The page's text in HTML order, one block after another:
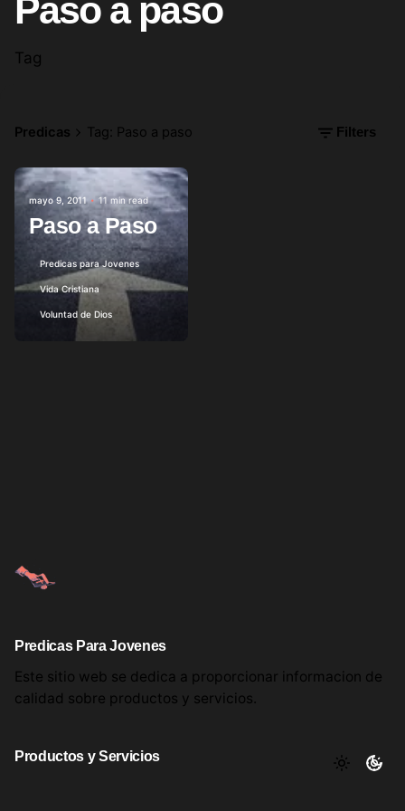
Paso a paso
Tag
Predicas Tag: Paso a paso Filters
Posted by
mayo 9, 2011 11 min read
Paso a Paso
Predicas para Jovenes
Vida Cristiana
Voluntad de Dios
Predicas Para Jovenes
Este sitio web se dedica a proporcionar informacion de
calidad sobre productos y servicios.
Productos y Servicios